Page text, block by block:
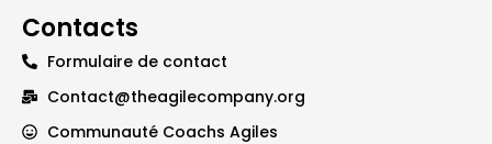
Contacts
Formulaire de contact
Contact@theagilecompany.org
Communauté Coachs Agiles